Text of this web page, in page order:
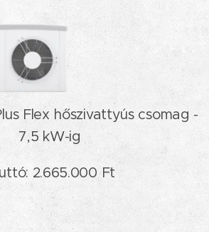
Flex hőszivattyús csomag -
7,5 kW-ig
2.665.000 Ft